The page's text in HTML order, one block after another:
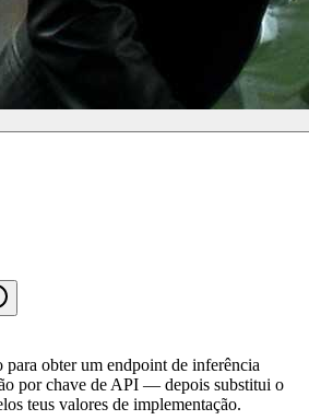
obter um endpoint de inferência
por chave de API — depois substitui o
teus valores de implementação.